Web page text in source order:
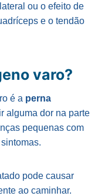
ou o efeito de
e o tendão
varo?
é a perna
alguma dor na parte
pequenas com
pode causar
ao caminhar.